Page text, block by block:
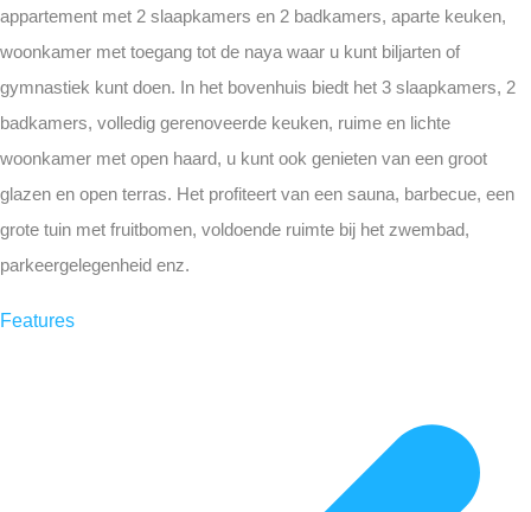
appartement met 2 slaapkamers en 2 badkamers, aparte keuken,
woonkamer met toegang tot de naya waar u kunt biljarten of
gymnastiek kunt doen. In het bovenhuis biedt het 3 slaapkamers, 2
badkamers, volledig gerenoveerde keuken, ruime en lichte
woonkamer met open haard, u kunt ook genieten van een groot
glazen en open terras. Het profiteert van een sauna, barbecue, een
grote tuin met fruitbomen, voldoende ruimte bij het zwembad,
parkeergelegenheid enz.
Features